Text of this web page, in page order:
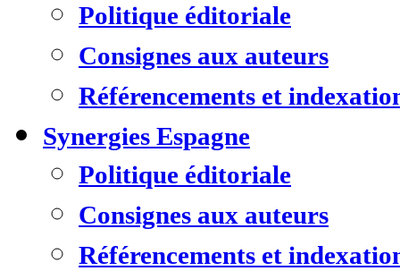
Politique éditoriale
Consignes aux auteurs
Référencements et
Synergies Espagne
Politique éditoriale
Consignes aux auteurs
Référencements et